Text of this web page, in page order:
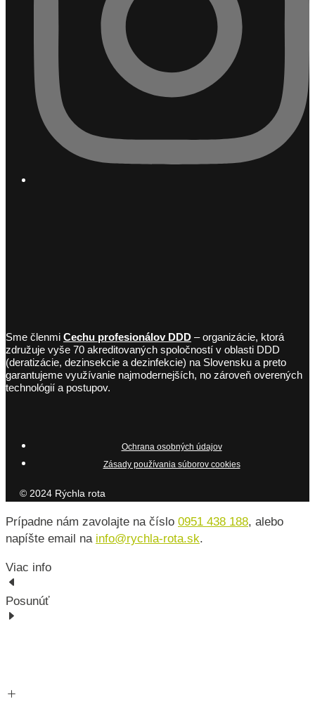
Sme členmi Cechu profesionálov DDD – organizácie, ktorá
združuje vyše 70 akreditovaných spoločností v oblasti DDD
(deratizácie, dezinsekcie a dezinfekcie) na Slovensku a preto
garantujeme využívanie najmodernejších, no zároveň overených
technológií a postupov.
Ochrana osobných údajov
Zásady používania súborov cookies
© 2024 Rýchla rota
Prípadne nám zavolajte na číslo 0951 438 188, alebo
napíšte email na info@rychla-rota.sk.
Viac info
Posunúť